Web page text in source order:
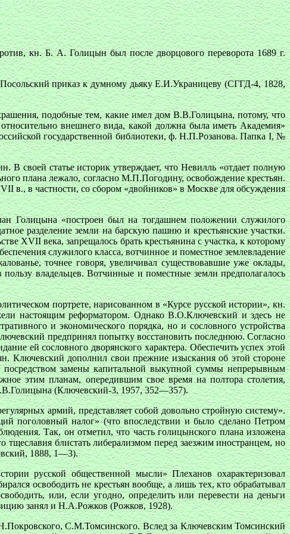
кн. Б. А. Голицын был после дворцового переворота 1689 г.
приказ к думному дьяку Е.И.Украницеву (СГГД-4, 1828,
подобные тем, какие имел дом В.В.Голицына, потому, что
внешнего вида, какой должна была иметь Академия»
государственной библиотеки, ф. Н.П.Розанова. Папка I, №
своей статье историк утверждает, что Невилль «отдает полную
плана лежало, согласно М.П.Погодину, освобождение крестьян.
в., в частности, со сбором «двойников» в Москве для обсуждения
Голицына «построен был на тогдашнем положении служилого
разделение земли на барскую пашню и крестьянские участки.
XVII века, запрещалось брать крестьянина с участка, к которому
служилого класса, вотчинное и поместное землевладение
точнее говоря, увеличивал существовавшие уже оклады,
владельцев. Вотчинные и поместные земли предполагалось
портрете, нарисованном в «Курсе русской истории», кн.
настоящим реформатором. Однако В.О.Ключевский и здесь не
и экономического порядка, но и сословного устройства
предпринял попытку восстановить последнюю. Согласно
ей сословного дворянского характера. Обеспечить успех этой
Ключевский дополнил свои прежние изыскания об этой стороне
посредством замены капитальной выкупной суммы непрерывным
этим планам, опередившим свое время на полтора столетия,
(Ключевский-3, 1957, 352—357).
армий, представляет собой довольно стройную систему».
поголовный налог» (что впоследствии и было сделано Петром
Так, он отметил, что часть голицынского плана изложена
блистать либерализмом перед заезжим иностранцем, но
1888, 1—3).
русской общественной мысли» Плеханов охарактеризовал
освободить не крестьян вообще, а лишь тех, кто обрабатывал
или, если угодно, определить или перевести на деньги
занял и Н.А.Рожков (Рожков, 1928).
С.М.Томсинского. Вслед за Ключевским Томсинский